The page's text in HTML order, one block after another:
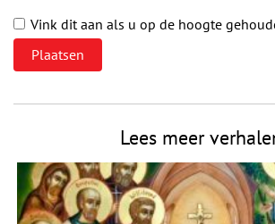
Vink dit aan als u op de hoogte
Lees meer